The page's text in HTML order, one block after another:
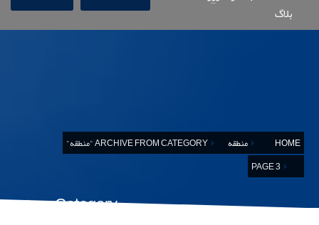
بلاگ
HOME منطقه
ARCHIVE FROM CATEGORY "منطقه"
PAGE 3
Category: منطقه